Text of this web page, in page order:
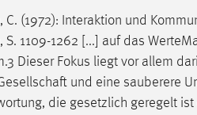
, C. (1972): Interaktion und
S. 1109-1262 [...] auf das
Dieser Fokus liegt vor allem
und eine sauberere
die gesetzlich geregelt